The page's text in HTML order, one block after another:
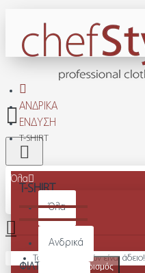
Όλα
Όλα
Ανδρικά
Το καλάθι αγορών είναι άδειο!
ΑΝΔΡΙΚΆ
ΈΝΔΥΣΗ
T-SHIRT
T-SHIRT
ΦΙΛΤΡΑ Καθαρισμός